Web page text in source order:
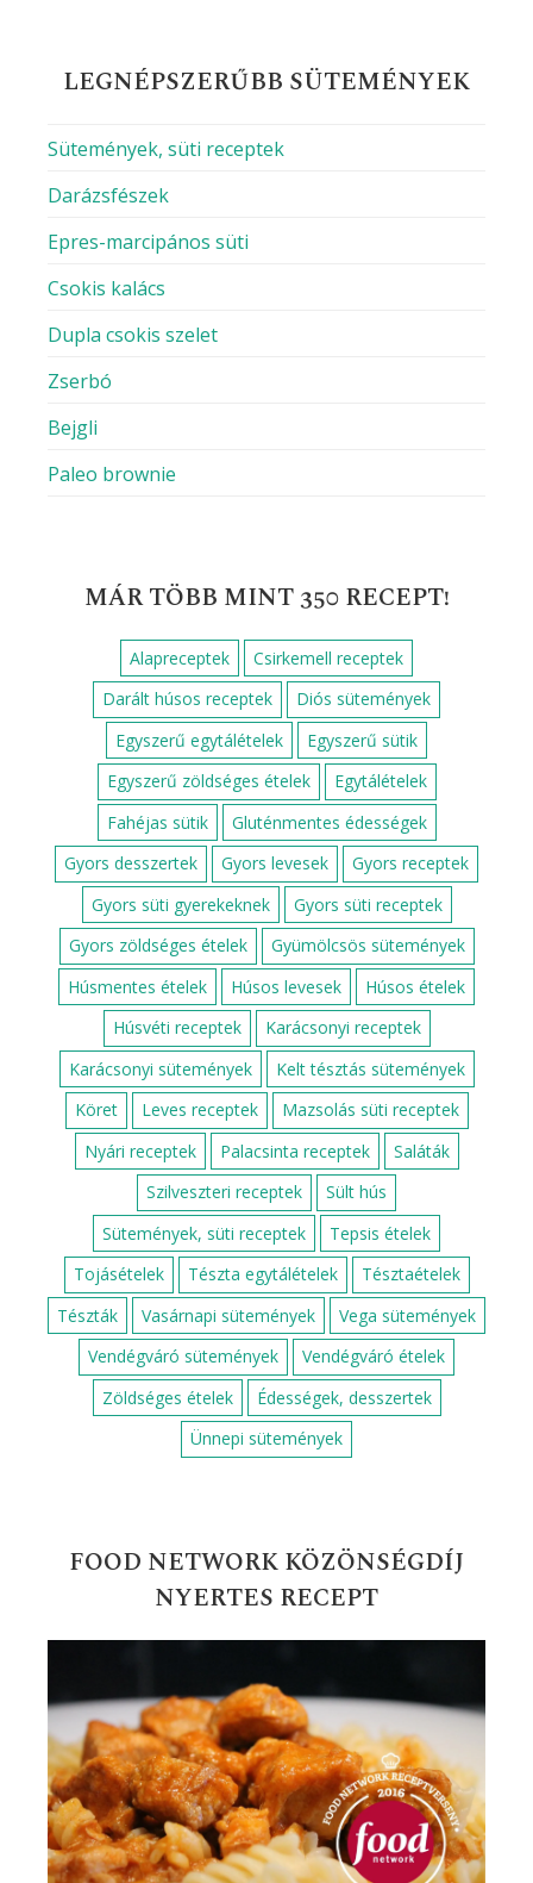
LEGNÉPSZERŰBB SÜTEMÉNYEK
Sütemények, süti receptek
Darázsfészek
Epres-marcipános süti
Csokis kalács
Dupla csokis szelet
Zserbó
Bejgli
Paleo brownie
MÁR TÖBB MINT 350 RECEPT!
Alapreceptek
Csirkemell receptek
Darált húsos receptek
Diós sütemények
Egyszerű egytálételek
Egyszerű sütik
Egyszerű zöldséges ételek
Egytálételek
Fahéjas sütik
Gluténmentes édességek
Gyors desszertek
Gyors levesek
Gyors receptek
Gyors süti gyerekeknek
Gyors süti receptek
Gyors zöldséges ételek
Gyümölcsös sütemények
Húsmentes ételek
Húsos levesek
Húsos ételek
Húsvéti receptek
Karácsonyi receptek
Karácsonyi sütemények
Kelt tésztás sütemények
Köret
Leves receptek
Mazsolás süti receptek
Nyári receptek
Palacsinta receptek
Saláták
Szilveszteri receptek
Sült hús
Sütemények, süti receptek
Tepsis ételek
Tojásételek
Tészta egytálételek
Tésztaételek
Tészták
Vasárnapi sütemények
Vega sütemények
Vendégváró sütemények
Vendégváró ételek
Zöldséges ételek
Édességek, desszertek
Ünnepi sütemények
FOOD NETWORK KÖZÖNSÉGDÍJ
NYERTES RECEPT